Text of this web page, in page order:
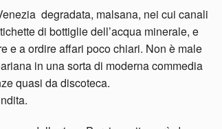
degradata, malsana, nei cui canali
di bottiglie dell’acqua minerale, e
e a ordire affari poco chiari. Non è male
in una sorta di moderna commedia
quasi da discoteca.